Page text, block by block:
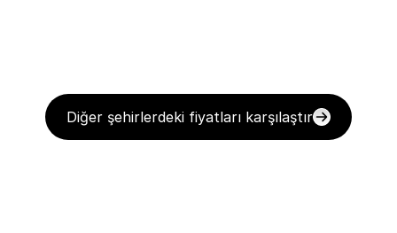
Diğer şehirlerdeki fiyatları karşılaştır